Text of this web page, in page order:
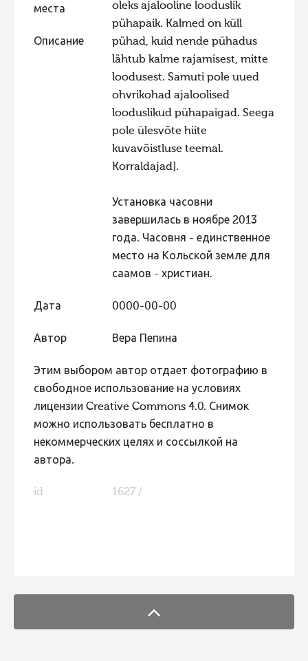
Фотоконкурс 2017
Фотоконкурс 2016
Фотоконкурс 2015
Фотоконкурс 2013
Фотоконкурс 2012
Фотоконкурс 2011
Фотоконкурс 2009
места
Описание
oleks ajalooline looduslik
pühapaik. Kalmed on küll
pühad, kuid nende pühadus
lähtub kalme rajamisest, mitte
loodusest. Samuti pole uued
ohvrikohad ajaloolised
looduslikud pühapaigad. Seega
pole ülesvõte hiite
kuvavõistluse teemal.
Korraldajad].
Установка часовни
завершилась в ноябре 2013
года. Часовня - единственное
место на Кольской земле для
саамов - христиан.
Дата 0000-00-00
Автор Вера Пепина
Этим выбором автор отдает фотографию в
свободное использование на условиях
лицензии Creative Commons 4.0. Снимок
можно использовать бесплатно в
некоммерческих целях и соссылкой на
автора.
id 1627 /